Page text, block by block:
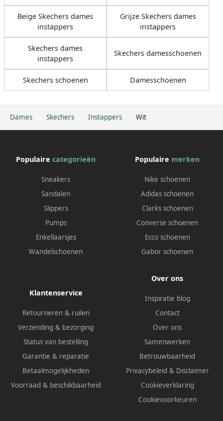
Dames Skechers Instappers Wit
Beige Skechers dames
instappers
Grijze Skechers dames
instappers
Skechers dames
instappers
Skechers damesschoenen
Skechers schoenen Damesschoenen
Populaire categorieën
Sneakers
Sandalen
Slippers
Pumps
Enkellaarsjes
Wandelschoenen
Populaire merken
Nike schoenen
Adidas schoenen
Clarks schoenen
Converse schoenen
Ecco schoenen
Gabor schoenen
Klantenservice
Retourneren & ruilen
Verzending & bezorging
Status van bestelling
Garantie & reparatie
Betaalmogelijkheden
Voorraad & beschikbaarheid
Over ons
Inspiratie blog
Contact
Over ons
Samenwerken
Betrouwbaarheid
Privacybeleid & Disclaimer
Cookieverklaring
Cookievoorkeuren